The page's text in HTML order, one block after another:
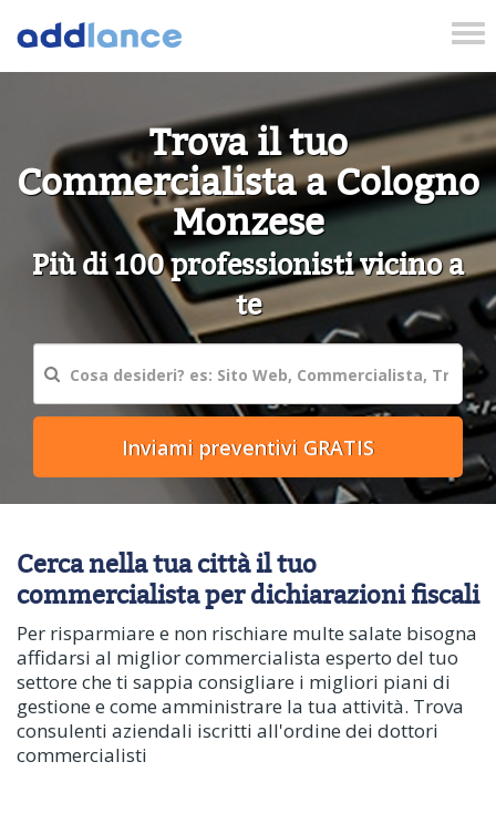
Trova il tuo
Commercialista a Cologno
Monzese
Più di 100 professionisti vicino a
te
Cerca nella tua città il tuo
commercialista per dichiarazioni fiscali
Per risparmiare e non rischiare multe salate bisogna
affidarsi al miglior commercialista esperto del tuo
settore che ti sappia consigliare i migliori piani di
gestione e come amministrare la tua attività. Trova
consulenti aziendali iscritti all'ordine dei dottori
commercialisti